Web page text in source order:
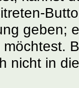
geben;
nicht in